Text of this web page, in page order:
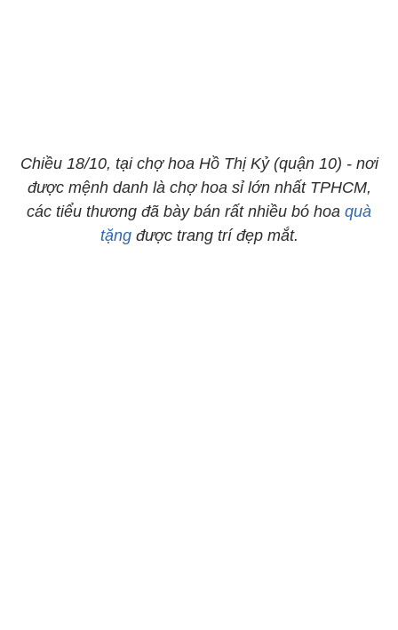
Chiều 18/10, tại chợ hoa Hồ Thị Kỷ (quận 10) - nơi
được mệnh danh là chợ hoa sỉ lớn nhất TPHCM,
các tiểu thương đã bày bán rất nhiều bó hoa quà
tặngđược trang trí đẹp mắt.